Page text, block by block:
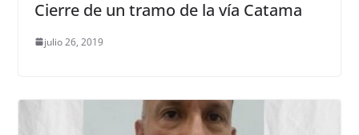
Cierre de un tramo de la vía Catama
julio 26, 2019